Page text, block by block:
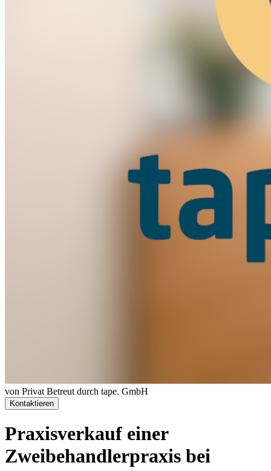
von Privat Betreut durch tape. GmbH
Kontaktieren
Praxisverkauf einer
Zweibehandlerpraxis bei